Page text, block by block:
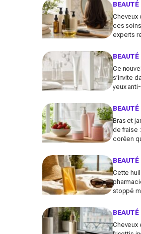
BEAUTÉ
Cheveux
ces
experts
densité
BEAUTÉ
Ce
s’invite
yeux
: faut-il
BEAUTÉ
Bras et
de fraise
coréen
la peau,
BEAUTÉ
Cette
stoppé
que les
BEAUTÉ
Cheveux